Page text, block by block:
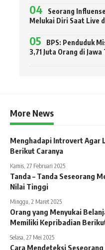
Seorang
Melukai Diri Saat Live
BPS: Penduduk
3,71 Juta Orang di
More News
Menghadapi Introvert Agar
Berikut Caranya
Kamis, 27 Februari 2025
Tanda – Tanda Seseorang
Nilai Tinggi
Minggu, 2 Maret 2025
Orang yang Menyukai
Memiliki Kepribadian
Selasa, 27 Mei 2025
Cara Mendeteksi